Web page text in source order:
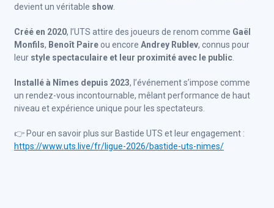
devient un véritable show.
Créé en 2020, l’UTS attire des joueurs de renom comme Gaël
Monfils, Benoît Paire ou encore Andrey Rublev, connus pour
leur style spectaculaire et leur proximité avec le public.
Installé à Nîmes depuis 2023, l’événement s’impose comme
un rendez-vous incontournable, mêlant performance de haut
niveau et expérience unique pour les spectateurs.
👉 Pour en savoir plus sur Bastide UTS et leur engagement :
https://www.uts.live/fr/ligue-2026/bastide-uts-nimes/